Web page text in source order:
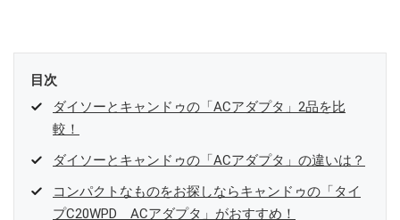
目次
ダイソーとキャンドゥの「ACアダプタ」2品を比
較！
ダイソーとキャンドゥの「ACアダプタ」の違いは？
コンパクトなものをお探しならキャンドゥの「タイ
プC20WPD ACアダプタ」がおすすめ！